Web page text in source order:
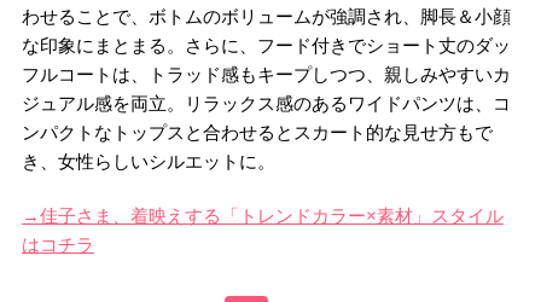
わせることで、ボトムのボリュームが強調され、脚長＆小顔
な印象にまとまる。さらに、フード付きでショート丈のダッ
フルコートは、トラッド感もキープしつつ、親しみやすいカ
ジュアル感を両立。リラックス感のあるワイドパンツは、コ
ンパクトなトップスと合わせるとスカート的な見せ方もで
き、女性らしいシルエットに。
→佳子さま、着映えする「トレンドカラー×素材」スタイル
はコチラ